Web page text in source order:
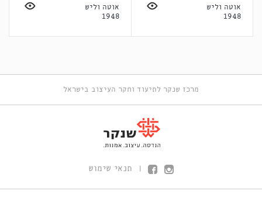
אוטה וליש
1948
אוטה וליש
1948
מרכז שנקר לתיעוד וחקר העיצוב בישראל
תנאי שימוש